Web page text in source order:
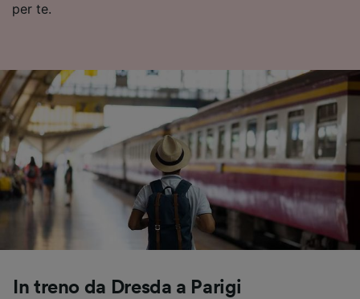
per te.
In treno da Dresda a Parigi